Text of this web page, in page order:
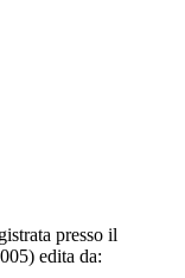
presso il
edita da: